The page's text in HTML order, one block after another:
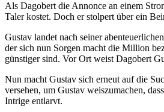
Als Dagobert die Annonce an einem
Taler kostet. Doch er stolpert über ein
Gustav landet nach seiner
der sich nun Sorgen macht die Million
günstiger sind. Vor Ort weist Dagobert
Nun macht Gustav sich erneut auf die
versehen, um Gustav weiszumachen,
Intrige entlarvt.